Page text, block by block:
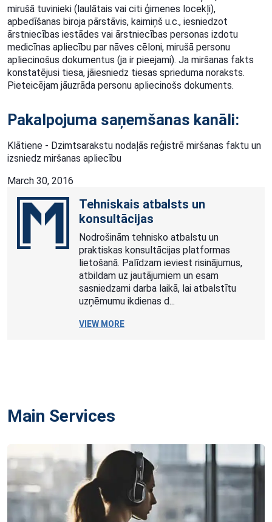
mirušā tuvinieki (laulātais vai citi ģimenes locekļi),
apbedīšanas biroja pārstāvis, kaimiņš u.c., iesniedzot
ārstniecības iestādes vai ārstniecības personas izdotu
medicīnas apliecību par nāves cēloni, mirušā personu
apliecinošus dokumentus (ja ir pieejami). Ja miršanas fakts
konstatējusi tiesa, jāiesniedz tiesas sprieduma noraksts.
Pieteicējam jāuzrāda personu apliecinošs dokuments.
Pakalpojuma saņemšanas kanāli:
Klātiene - Dzimtsarakstu nodaļās reģistrē miršanas faktu un
izsniedz miršanas apliecību
March 30, 2016
Tehniskais atbalsts un
konsultācijas
Nodrošinām tehnisko atbalstu un
praktiskas konsultācijas platformas
lietošanā. Palīdzam ieviest risinājumus,
atbildam uz jautājumiem un esam
sasniedzami darba laikā, lai atbalstītu
uzņēmumu ikdienas d...
VIEW MORE
Main Services